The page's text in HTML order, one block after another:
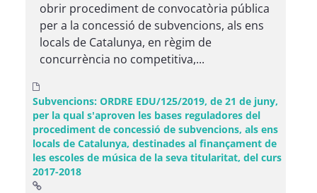
obrir procediment de convocatòria pública
per a la concessió de subvencions, als ens
locals de Catalunya, en règim de
concurrència no competitiva,...
Subvencions: ORDRE EDU/125/2019, de 21 de juny,
per la qual s'aproven les bases reguladores del
procediment de concessió de subvencions, als ens
locals de Catalunya, destinades al finançament de
les escoles de música de la seva titularitat, del curs
2017-2018